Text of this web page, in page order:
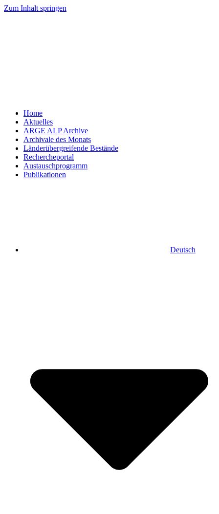
Zum Inhalt springen
Home
Aktuelles
ARGE ALP Archive
Archivale des Monats
Länderübergreifende Bestände
Rechercheportal
Austauschprogramm
Publikationen
Deutsch